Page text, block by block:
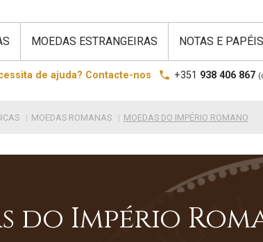
MOEDAS ESTRANGEIRAS NOTAS E
de ajuda? Contacte-nos local_phone +351 938 406 867
MOEDAS ROMANAS MOEDAS DO IMPÉRIO ROMANO
do Império